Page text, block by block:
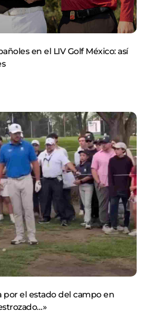
en el LIV Golf México: así
por el estado del campo en